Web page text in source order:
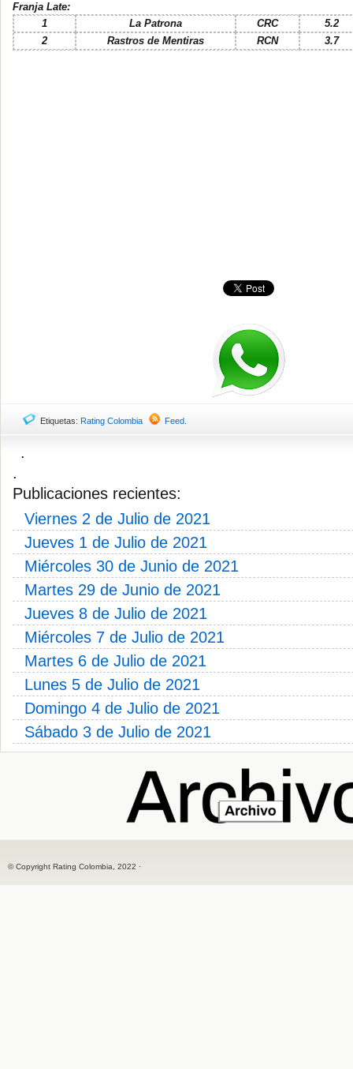
Franja Late:
1
La Patrona CRC
5.2
2
Rastros de Mentiras RCN 3.7
Etiquetas: Rating Colombia Feed
.
.
Publicaciones recientes:
Viernes 2 de Julio de 2021
Jueves 1 de Julio de 2021
Miércoles 30 de Junio de 2021
Martes 29 de Junio de 2021
Jueves 8 de Julio de 2021
Miércoles 7 de Julio de 2021
Martes 6 de Julio de 2021
Lunes 5 de Julio de 2021
Domingo 4 de Julio de 2021
Sábado 3 de Julio de 2021
© Copyright Rating Colombia, 2022 ·